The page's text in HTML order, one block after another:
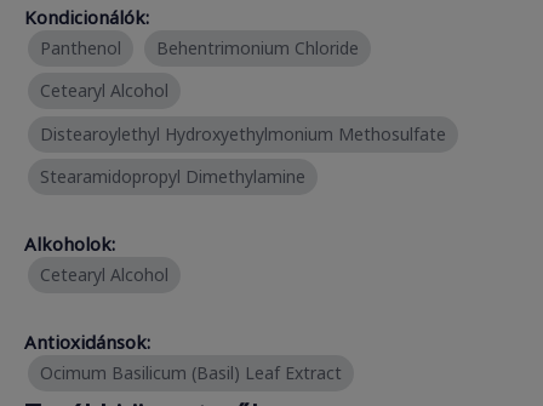
Kondicionálók:
Panthenol
Behentrimonium Chloride
Cetearyl Alcohol
Distearoylethyl Hydroxyethylmonium Methosulfate
Stearamidopropyl Dimethylamine
Alkoholok:
Cetearyl Alcohol
Antioxidánsok:
Ocimum Basilicum (Basil) Leaf Extract